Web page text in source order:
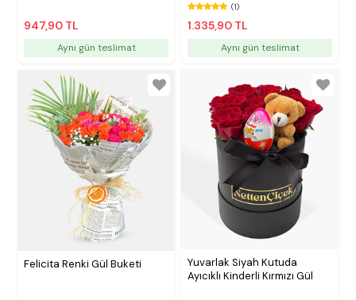
947,90 TL
Aynı gün teslimat
(1)
1.335,90 TL
Aynı gün teslimat
Felicita Renki Gül Buketi
Yuvarlak Siyah Kutuda
Ayıcıklı Kinderli Kırmızı Gül